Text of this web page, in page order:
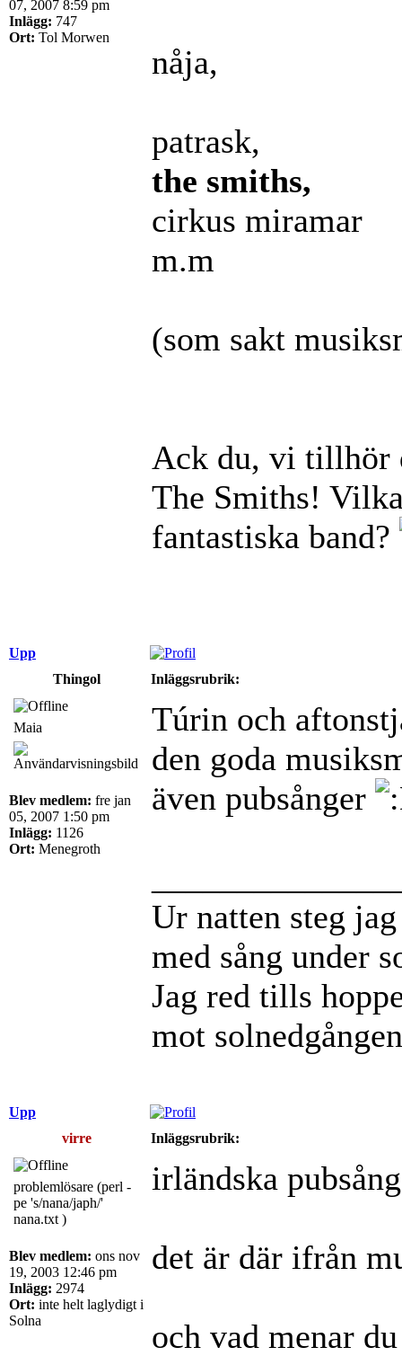
07, 2007 8:59 pm
Inlägg: 747
Ort: Tol Morwen
nåja,
patrask,
the smiths,
cirkus miramar
m.m
(som sakt
Ack du, vi tillhör
The Smiths!
fantastiska band?
Upp
Thingol
Inläggsrubrik:
Maia
Blev medlem: fre jan
05, 2007 1:50 pm
Inlägg: 1126
Ort: Menegroth
Túrin och
den goda
även pubsånger
Ur natten steg
med sång under
Jag red tills
mot
Upp
virre
Inläggsrubrik:
problemlösare (perl -
pe 's/nana/japh/'
nana.txt )
Blev medlem: ons nov
19, 2003 12:46 pm
Inlägg: 2974
Ort: inte helt laglydigt i
Solna
irländska
det är där ifrån
och vad menar du